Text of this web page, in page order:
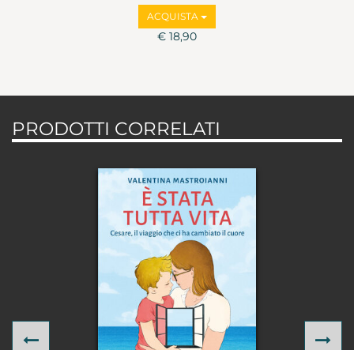
@ostetricamarti
ACQUISTA
€ 18,90
PRODOTTI CORRELATI
Previous